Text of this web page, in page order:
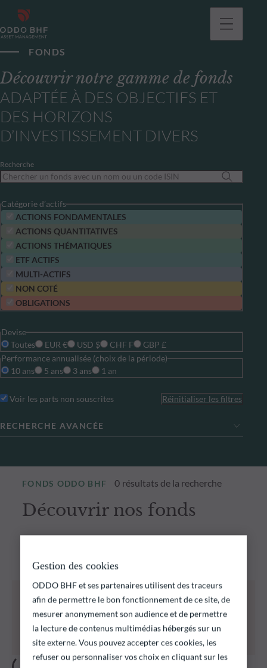
FONDS
Découvrir notre gamme de fonds
ADAPTÉE À DES OBJECTIFS ET
DES HORIZONS
D’INVESTISSEMENT DIVERS
Recherche
Catégorie d’actifs
ACTIONS FONDAMENTALES
ACTIONS QUANTITATIVES
ACTIONS THÉMATIQUES
ETF ACTIFS
MULTI-ACTIFS
NON COTÉ
OBLIGATIONS
Devise
Toutes
EUR € USD $ CHF F
GBP £
Performance annualisée (choix de la période)
10 ans
5 ans 3 ans 1 an
Voir les parts non souscrites Réinitialiser les filtres
RECHERCHE AVANCÉE
FONDS ODDO BHF 0 résultats de la recherche
Découvrir nos fonds
Tous les fonds ci-dessous présentent notamment
un risque de perte en capital.
Il est rappelé que les performances passées ne
préjugent pas des performances futures et ne sont
pas constantes dans le temps.
Gestion des cookies
ODDO BHF et ses partenaires utilisent des traceurs
afin de permettre le bon fonctionnement de ce site, de
mesurer anonymement son audience et de permettre
la lecture de contenus multimédias hébergés sur un
site externe. Vous pouvez accepter ces cookies, les
refuser ou personnaliser vos choix en cliquant sur les